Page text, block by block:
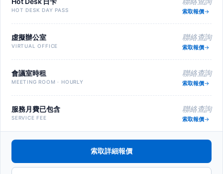
HOT DESK DAY PASS 索取報價
虛擬辦公室
VIRTUAL OFFICE
聯絡查詢
索取報價
會議室時租
MEETING ROOM · HOURLY
聯絡查詢
索取報價
服務月費已包含
SERVICE FEE
聯絡查詢
索取報價
索取詳細報價